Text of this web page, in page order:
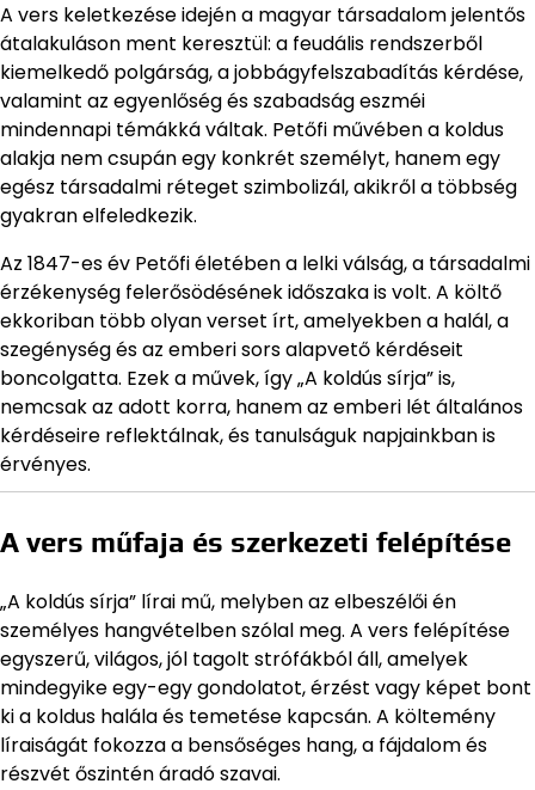
A vers keletkezése idején a magyar társadalom jelentős
átalakuláson ment keresztül: a feudális rendszerből
kiemelkedő polgárság, a jobbágyfelszabadítás kérdése,
valamint az egyenlőség és szabadság eszméi
mindennapi témákká váltak. Petőfi művében a koldus
alakja nem csupán egy konkrét személyt, hanem egy
egész társadalmi réteget szimbolizál, akikről a többség
gyakran elfeledkezik.
Az 1847-es év Petőfi életében a lelki válság, a társadalmi
érzékenység felerősödésének időszaka is volt. A költő
ekkoriban több olyan verset írt, amelyekben a halál, a
szegénység és az emberi sors alapvető kérdéseit
boncolgatta. Ezek a művek, így „A koldús sírja” is,
nemcsak az adott korra, hanem az emberi lét általános
kérdéseire reflektálnak, és tanulságuk napjainkban is
érvényes.
A vers műfaja és szerkezeti felépítése
„A koldús sírja” lírai mű, melyben az elbeszélői én
személyes hangvételben szólal meg. A vers felépítése
egyszerű, világos, jól tagolt strófákból áll, amelyek
mindegyike egy-egy gondolatot, érzést vagy képet bont
ki a koldus halála és temetése kapcsán. A költemény
líraiságát fokozza a bensőséges hang, a fájdalom és
részvét őszintén áradó szavai.